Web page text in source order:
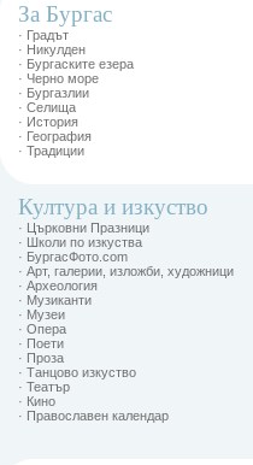
За Бургас
· Градът
· Никулден
· Бургаските езера
· Черно море
· Бургазлии
· Селища
· История
· География
· Традиции
Култура и изкуство
· Църковни Празници
· Школи по изкуства
· БургасФото.com
· Арт, галерии, изложби, художници
· Археология
· Музиканти
· Музеи
· Опера
· Поети
· Проза
· Танцово изкуство
· Театър
· Кино
· Православен календар